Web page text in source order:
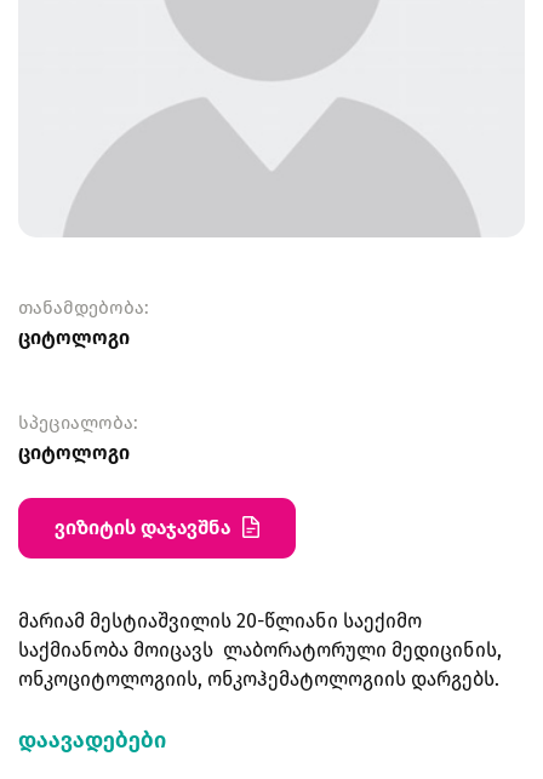
თანამდებობა:
ციტოლოგი
სპეციალობა:
ციტოლოგი
ვიზიტის დაჯავშნა
მარიამ მესტიაშვილის 20-წლიანი საექიმო
საქმიანობა მოიცავს ლაბორატორული მედიცინის,
ონკოციტოლოგიის, ონკოჰემატოლოგიის დარგებს.
დაავადებები